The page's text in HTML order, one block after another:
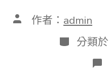
文 作者： admin
分
類
分類於